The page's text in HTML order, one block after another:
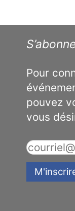
Pour
pouvez
vous